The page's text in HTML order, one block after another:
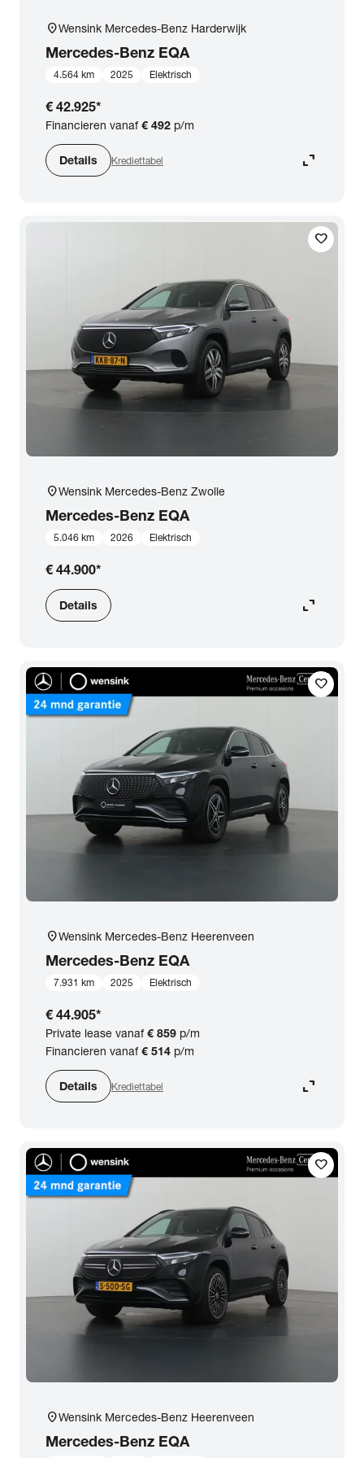
location_onWensink Mercedes-Benz Harderwijk
Mercedes-Benz EQA
4.564 km 2025 Elektrisch
€ 42.925*
Financieren vanaf€ 492 p/m
Details Krediettabel expand_content
favorite
location_onWensink Mercedes-Benz Zwolle
Mercedes-Benz EQA
5.046 km 2026 Elektrisch
€ 44.900*
Details expand_content
favorite
location_onWensink Mercedes-Benz Heerenveen
Mercedes-Benz EQA
7.931 km 2025 Elektrisch
€ 44.905*
Private lease vanaf€ 859 p/m
Financieren vanaf€ 514 p/m
Details Krediettabel expand_content
favorite
location_onWensink Mercedes-Benz Heerenveen
Mercedes-Benz EQA